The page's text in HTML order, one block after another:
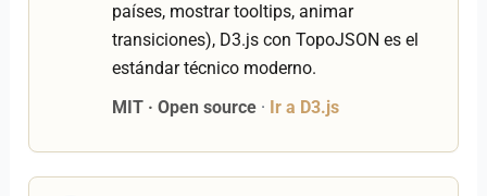
países, mostrar tooltips, animar
transiciones), D3.js con TopoJSON es el
estándar técnico moderno.
MIT · Open source· Ir a D3.js